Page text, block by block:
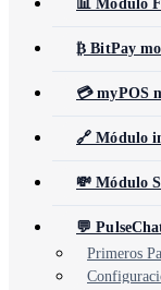
📊 Módulo
₿ BitPay
💳 myPOS
🔗 Módulo
💸 Módulo
💬
Primeros